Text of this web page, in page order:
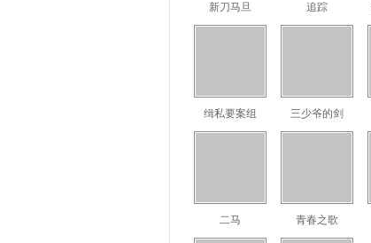
新刀马旦 追踪
缉私要案组 三少爷的剑
二马 青春之歌